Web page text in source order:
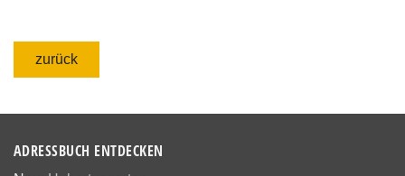
zurück
ADRESSBUCH ENTDECKEN